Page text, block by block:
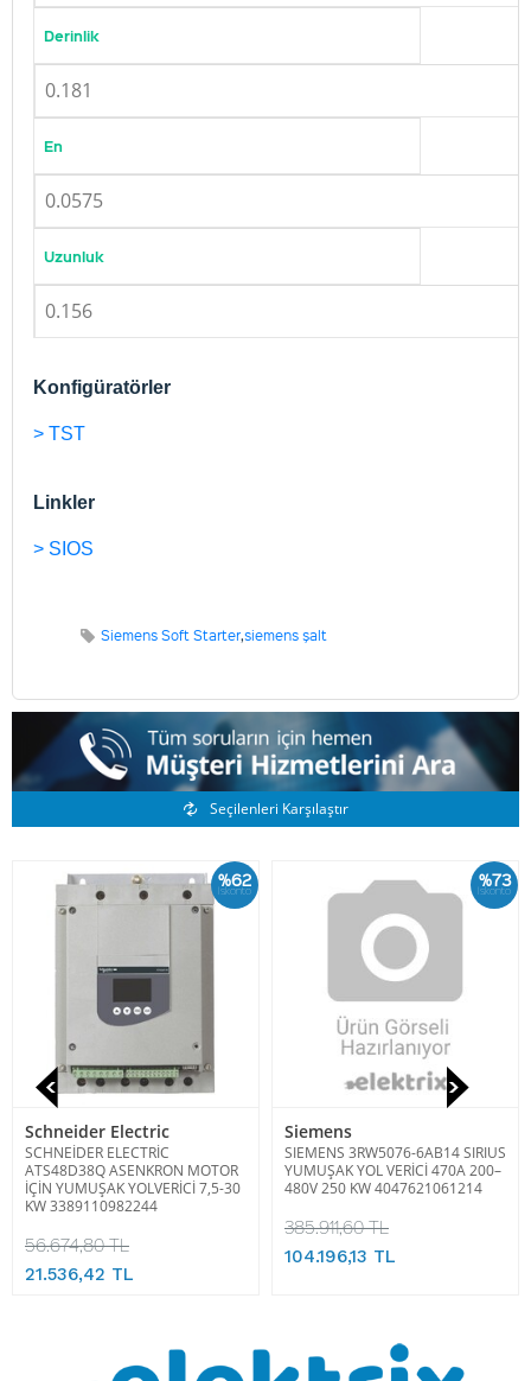
Derinlik
0.181
En
0.0575
Uzunluk
0.156
Konfigüratörler
> TST
Linkler
> SIOS
Siemens Soft Starter,siemens şalt
Benzer Ürünler
Seçilenleri Karşılaştır
%62
İskonto
Schneider Electric
SCHNEİDER ELECTRİC
ATS48D38Q ASENKRON MOTOR
İÇİN YUMUŞAK YOLVERİCİ 7,5-30
KW 3389110982244
56.674,80 TL
21.536,42 TL
%73
İskonto
Siemens
SIEMENS 3RW5076-6AB14 SIRIUS
YUMUŞAK YOL VERİCİ 470A 200–
480V 250 KW 4047621061214
385.911,60 TL
104.196,13 TL